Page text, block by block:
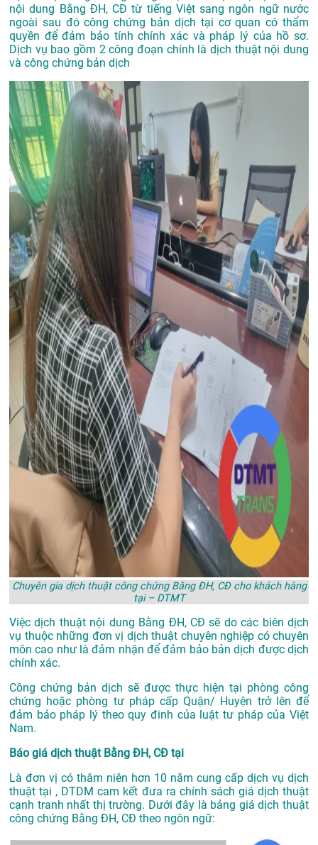
nội dung Bằng ĐH, CĐ từ tiếng Việt sang ngôn ngữ nước
ngoài sau đó công chứng bản dịch tại cơ quan có thẩm
quyền để đảm bảo tính chính xác và pháp lý của hồ sơ.
Dịch vụ bao gồm 2 công đoạn chính là dịch thuật nội dung
và công chứng bản dịch
Chuyên gia dịch thuật công chứng Bằng ĐH, CĐ cho khách hàng
tại – DTMT
Việc dịch thuật nội dung Bằng ĐH, CĐ sẽ do các biên dịch
vụ thuộc những đơn vị dịch thuật chuyên nghiệp có chuyên
môn cao như là đảm nhận để đảm bảo bản dịch được dịch
chính xác.
Công chứng bản dịch sẽ được thực hiện tại phòng công
chứng hoặc phòng tư pháp cấp Quận/ Huyện trở lên để
đảm bảo pháp lý theo quy đinh của luật tư pháp của Việt
Nam.
Báo giá dịch thuật Bằng ĐH, CĐ tại
Là đơn vị có thâm niên hơn 10 năm cung cấp dịch vụ dịch
thuật tại , DTDM cam kết đưa ra chính sách giá dịch thuật
cạnh tranh nhất thị trường. Dưới đây là bảng giá dịch thuật
công chứng Bằng ĐH, CĐ theo ngôn ngữ: